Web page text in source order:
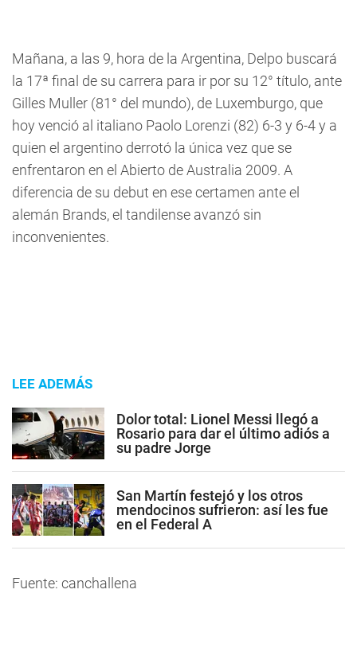
Mañana, a las 9, hora de la Argentina, Delpo buscará
la 17ª final de su carrera para ir por su 12° título, ante
Gilles Muller (81° del mundo), de Luxemburgo, que
hoy venció al italiano Paolo Lorenzi (82) 6-3 y 6-4 y a
quien el argentino derrotó la única vez que se
enfrentaron en el Abierto de Australia 2009. A
diferencia de su debut en ese certamen ante el
alemán Brands, el tandilense avanzó sin
inconvenientes.
LEE ADEMÁS
Dolor total: Lionel Messi llegó a
Rosario para dar el último adiós a
su padre Jorge
San Martín festejó y los otros
mendocinos sufrieron: así les fue
en el Federal A
Fuente: canchallena